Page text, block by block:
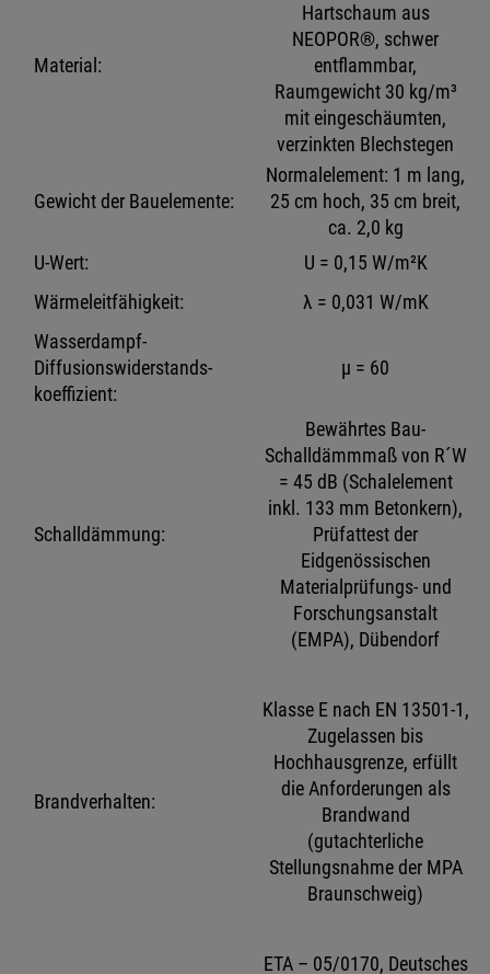
Material:
Hartschaum aus
NEOPOR®, schwer
entflammbar,
Raumgewicht 30 kg/m³
mit eingeschäumten,
verzinkten Blechstegen
Gewicht der Bauelemente:
Normalelement: 1 m lang,
25 cm hoch, 35 cm breit,
ca. 2,0 kg
U-Wert:
U = 0,15 W/m²K
Wärmeleitfähigkeit:
λ = 0,031 W/mK
Wasserdampf-
Diffusionswiderstands-
koeffizient:
μ = 60
Schalldämmung:
Bewährtes Bau-
Schalldämmmaß von R´W
= 45 dB (Schalelement
inkl. 133 mm Betonkern),
Prüfattest der
Eidgenössischen
Materialprüfungs- und
Forschungsanstalt
(EMPA), Dübendorf
Brandverhalten:
Klasse E nach EN 13501-1,
Zugelassen bis
Hochhausgrenze, erfüllt
die Anforderungen als
Brandwand
(gutachterliche
Stellungsnahme der MPA
Braunschweig)
ETA – 05/0170, Deutsches